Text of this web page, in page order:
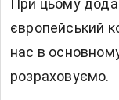
При цьому
європейський
нас в
розраховуємо.